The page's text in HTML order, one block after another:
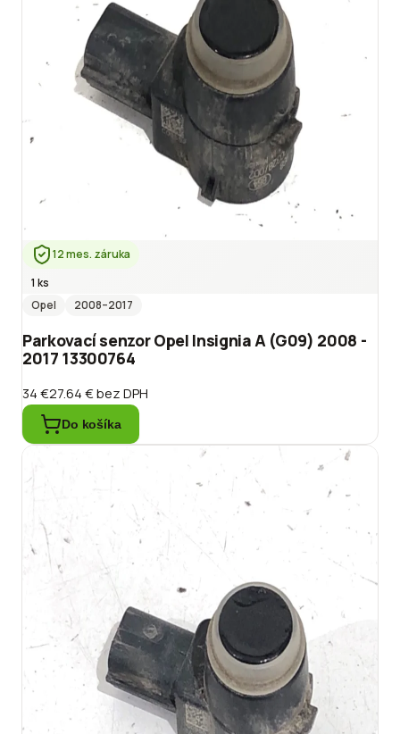
12 mes. záruka
1 ks
Opel
2008–2017
Parkovací senzor Opel Insignia A (G09) 2008 -
2017 13300764
34 €27.64 €bez DPH
Do košíka